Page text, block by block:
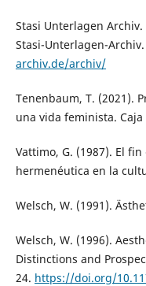
Stasi Unterlagen
Stasi-Unterlagen-Archiv.
archiv.de/archiv/
Tenenbaum, T. (2021).
una vida feminista. Caja
Vattimo, G. (1987). El
hermenéutica en la
Welsch, W. (1991).
Welsch, W. (1996).
Distinctions and
24. https://doi.org/